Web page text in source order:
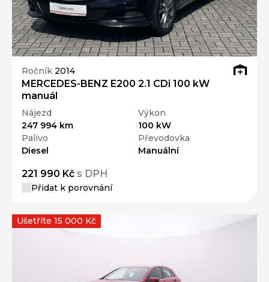
Ročník 2014
MERCEDES-BENZ E200 2.1 CDi 100 kW
manuál
Nájezd
247 994 km
Výkon
100 kW
Palivo
Diesel
Převodovka
Manuální
221 990 Kč s DPH
Přidat k porovnání
Ušetříte 15 000 Kč